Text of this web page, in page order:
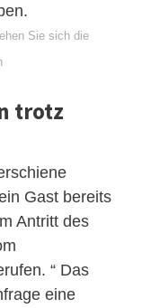
Sie sich die
trotz
Gast bereits
Antritt des
“ Das
eine